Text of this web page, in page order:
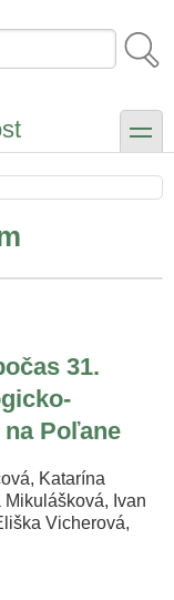
toggle
31.
Poľane
Katarína
Ivan
Vicherová,